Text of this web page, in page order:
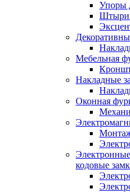
Упоры
Штыри
Мебельная
Накладные
Оконная
кодовые